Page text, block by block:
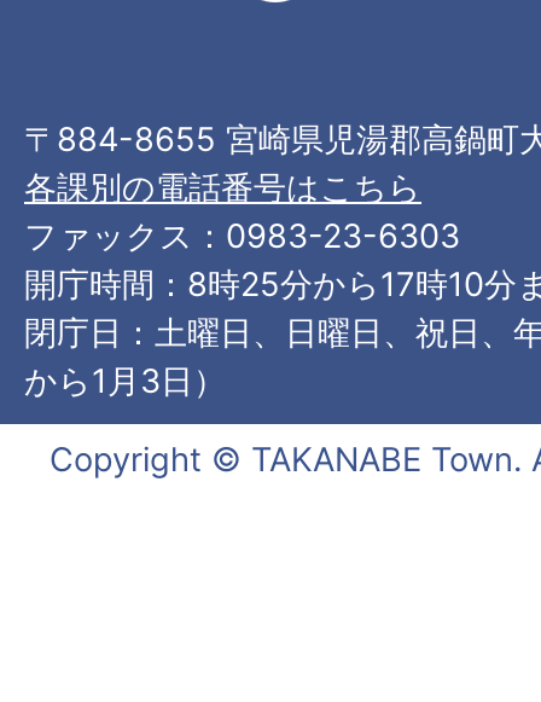
〒884-8655 宮崎県児湯郡高鍋町
各課別の電話番号はこちら
ファックス：0983-23-6303
開庁時間：8時25分から17時10分
閉庁日：土曜日、日曜日、祝日、
から1月3日）
Copyright © TAKANABE Town.